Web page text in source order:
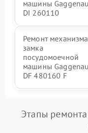
машины Gaggenau
DI 260110
Ремонт механизма
замка
посудомоечной
машины Gaggenau
DF 480160 F
Этапы